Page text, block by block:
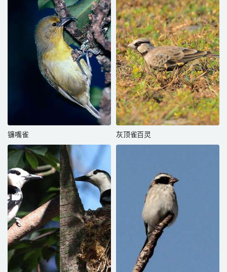
镰嘴雀 灰顶雀百灵